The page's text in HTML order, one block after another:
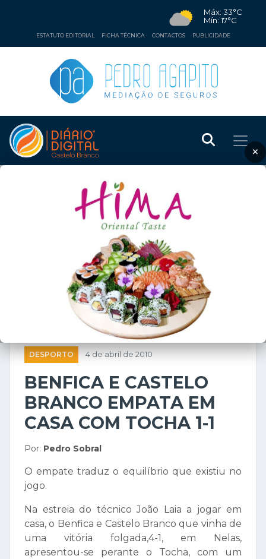
Máx: 33°C
Mín: 17°C
ESTATUTO EDITORIAL FICHA TÉCNICA CONTACTOS PUBLICIDADE
×
DESPORTO 4 de abril de 2010
BENFICA E CASTELO
BRANCO EMPATA EM
CASA COM TOCHA 1-1
Por: Pedro Sobral
O empate traduz o equilíbrio que existiu no
jogo.
Na estreia do técnico João Laia a jogar em
casa, o Benfica e Castelo Branco que vinha de
uma vitória folgada,4-1, em Nelas,
apresentou-se perante o Tocha, com um